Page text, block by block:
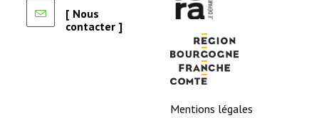
[ Nous
contacter ]
Mentions légales